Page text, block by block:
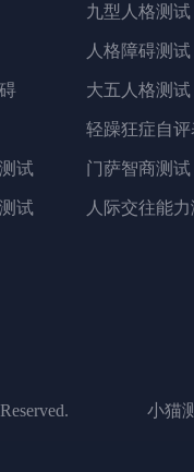
九型人格测试
人格障碍测试
大五人格测试
轻躁狂症自评
试 门萨智商测试
试 人际交往能
小猫